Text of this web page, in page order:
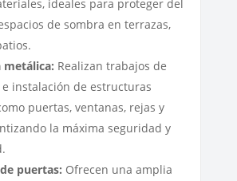
ideales para proteger del
de sombra en terrazas,
metálica: Realizan trabajos de
instalación de estructuras
puertas, ventanas, rejas y
la máxima seguridad y
puertas: Ofrecen una amplia